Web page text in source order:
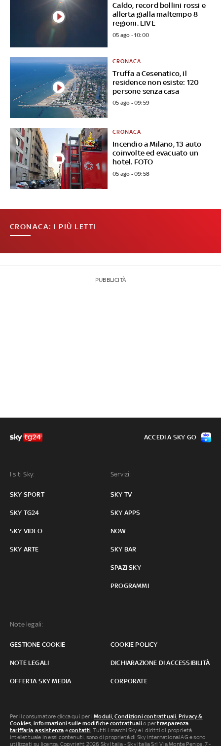
Caldo, record bollini rossi e
allerta gialla maltempo 8
regioni. LIVE
05 ago - 10:00
Truffa a Cesenatico, il
residence non esiste: 120
persone senza casa
CRONACA
05 ago - 09:59
Incendio a Milano, 13 auto
coinvolte ed evacuato un
hotel. FOTO
CRONACA
05 ago - 09:58
CRONACA: I PIÙ LETTI
PUBBLICITÀ
I siti Sky:
SKY SPORT
SKY TG24
SKY VIDEO
SKY ARTE
Servizi:
SKY TV
SKY APPS
NOW
SKY BAR
SPAZI SKY
PROGRAMMI
Note legali:
GESTIONE COOKIE COOKIE POLICY
NOTE LEGALI DICHIARAZIONE DI ACCESSIBILITÀ
OFFERTA SKY MEDIA CORPORATE
ACCEDI A SKY GO
Per il consumatore clicca qui per iModuli, Condizioni contrattuali, Privacy &
Cookies, informazioni sulle modifiche contrattuali o pertrasparenza
tariffaria,assistenza econtatti. Tutti i marchi Sky e i diritti di proprietà
intellettuale in essi contenuti, sono di proprietà di Sky international AG e sono
utilizzati su licenza. Copyright 2026 Sky Italia - Sky Italia Srl Via Monte Penice, 7 -